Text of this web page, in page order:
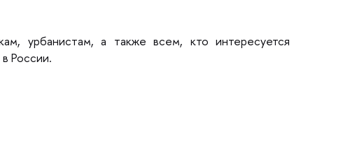
урбанистам, а также всем, кто интересуется
России.